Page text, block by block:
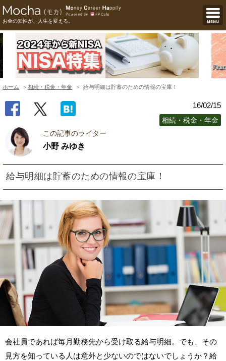
お金の知性が、人生を変える。
ホーム 相続・税金・年金 給与明細は貯蓄のための情報の宝庫！
16/02/15
相続・税金・年金
この記事のライター
小野 みゆき
給与明細は貯蓄のための情報の宝庫！
会社員であれば毎月勤務先から受け取る給与明細。でも、その
見方を知っている人は意外と少ないのではないでしょうか？給